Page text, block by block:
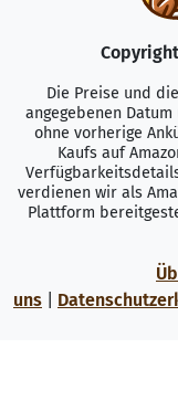
Die Preise und
angegebenen
ohne vorherige
Kaufs auf
verdienen wir als
Plattform
uns